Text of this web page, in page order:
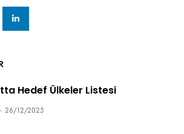
Hedef Ülkeler Listesi
26/12/2025